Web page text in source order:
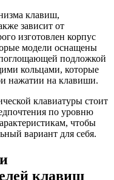
клавиш,
зависит от
изготовлен корпус
модели оснащены
подложкой
кольцами, которые
нажатии на клавиши.
клавиатуры стоит
по уровню
чтобы
вариант для себя.
клавиш